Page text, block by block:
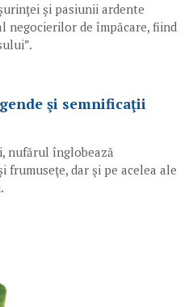
şi pasiunii ardente
negocierilor de împăcare, fiind
şi semnificaţii
nufărul înglobează
frumuseţe, dar şi pe acelea ale